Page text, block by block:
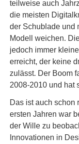
teilweise auch
die meisten
der Schublade und
Modell weichen.
jedoch immer
erreicht, der keine
zulässt. Der Boom
2008-2010 und hat
Das ist auch schon
ersten Jahren war
der Wille zu
Innovationen in